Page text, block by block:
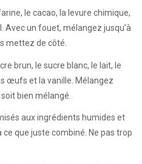
le cacao, la levure chimique,
Avec un fouet, mélangez jusqu’à
mettez de côté.
brun, le sucre blanc, le lait, le
œufs et la vanille. Mélangez
bien mélangé.
aux ingrédients humides et
que juste combiné. Ne pas trop